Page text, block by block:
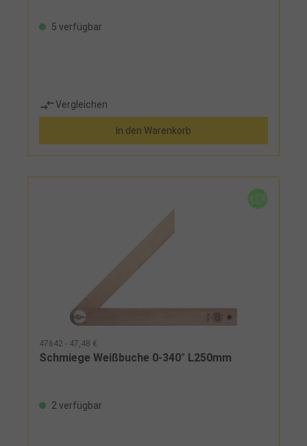
5 verfügbar
Vergleichen
In den Warenkorb
47642 - 47,48 €
Schmiege Weißbuche 0-340° L250mm
2 verfügbar